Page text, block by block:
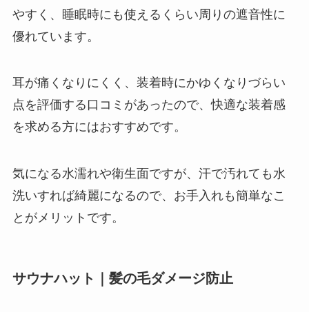
やすく、睡眠時にも使えるくらい周りの遮音性に
優れています。
耳が痛くなりにくく、装着時にかゆくなりづらい
点を評価する口コミがあったので、快適な装着感
を求める方にはおすすめです。
気になる水濡れや衛生面ですが、汗で汚れても水
洗いすれば綺麗になるので、 お手入れも簡単なこ
とがメリット です。
サウナハット｜髪の毛ダメージ防止